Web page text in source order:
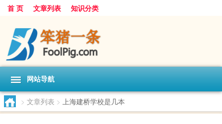
首 页 文章列表 知识分类
网站导航
> 文章列表 > 上海建桥学校是几本